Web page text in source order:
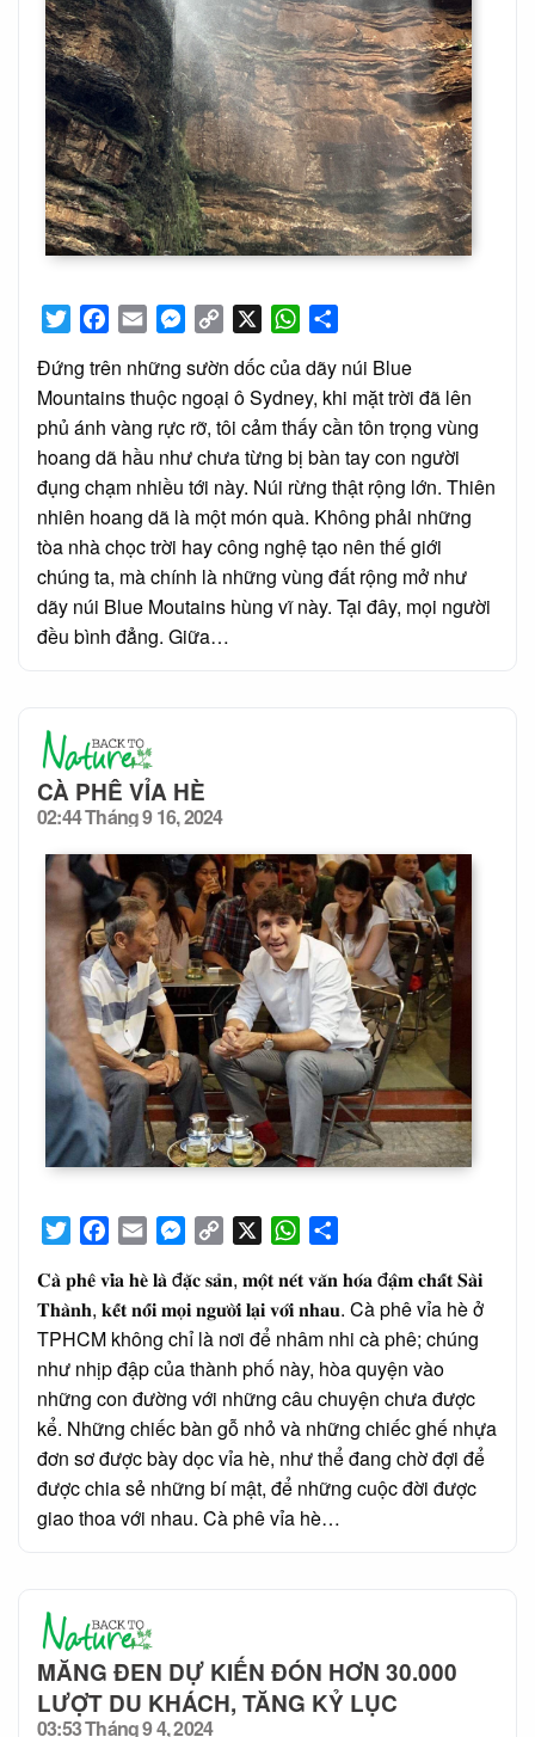
TwitterFacebook
Email Messenger
Copy
WhatsApp
Đứng trên những sườn dốc của dãy núi Blue
Mountains thuộc ngoại ô Sydney, khi mặt trời đã lên
phủ ánh vàng rực rỡ, tôi cảm thấy cần tôn trọng vùng
hoang dã hầu như chưa từng bị bàn tay con người
đụng chạm nhiều tới này. Núi rừng thật rộng lớn. Thiên
nhiên hoang dã là một món quà. Không phải những
tòa nhà chọc trời hay công nghệ tạo nên thế giới
chúng ta, mà chính là những vùng đất rộng mở như
dãy núi Blue Moutains hùng vĩ này. Tại đây, mọi người
đều bình đẳng. Giữa…
TwitterFacebook
Email Messenger
Copy
WhatsApp
𝐂𝐚̀ 𝐩𝐡𝐞̂ 𝐯𝐢̉𝐚 𝐡𝐞̀ 𝐥𝐚̀ đ𝐚̣̆𝐜 𝐬𝐚̉𝐧, 𝐦𝐨̣̂𝐭 𝐧𝐞́𝐭 𝐯𝐚̆𝐧 𝐡𝐨́𝐚 đ𝐚̣̂𝐦 𝐜𝐡𝐚̂́𝐭 𝐒𝐚̀𝐢
𝐓𝐡𝐚̀𝐧𝐡, 𝐤𝐞̂́𝐭 𝐧𝐨̂́𝐢 𝐦𝐨̣𝐢 𝐧𝐠𝐮̛𝐨̛̀𝐢 𝐥𝐚̣𝐢 𝐯𝐨̛́𝐢 𝐧𝐡𝐚𝐮. Cà phê vỉa hè ở
TPHCM không chỉ là nơi để nhâm nhi cà phê; chúng
như nhịp đập của thành phố này, hòa quyện vào
những con đường với những câu chuyện chưa được
kể. Những chiếc bàn gỗ nhỏ và những chiếc ghế nhựa
đơn sơ được bày dọc vỉa hè, như thể đang chờ đợi để
được chia sẻ những bí mật, để những cuộc đời được
giao thoa với nhau. Cà phê vỉa hè…
CÀ PHÊ VỈA HÈ
Posted
on
02:44 Tháng 9 16, 2024
MĂNG ĐEN DỰ KIẾN ĐÓN HƠN 30.000
LƯỢT DU KHÁCH, TĂNG KỶ LỤC
Posted
03:53 Tháng 9 4, 2024